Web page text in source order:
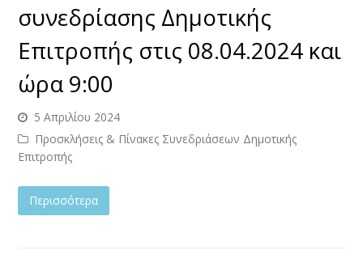
συνεδρίασης Δημοτικής
Επιτροπής στις 08.04.2024 και
ώρα 9:00
5 Απριλίου 2024
Προσκλήσεις & Πίνακες Συνεδριάσεων Δημοτικής
Επιτροπής
Περισσότερα